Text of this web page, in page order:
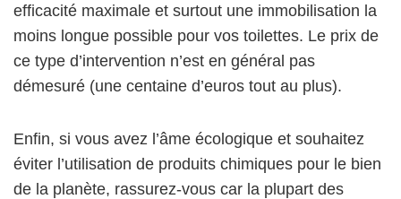
efficacité maximale et surtout une immobilisation la
moins longue possible pour vos toilettes. Le prix de
ce type d’intervention n’est en général pas
démesuré (une centaine d’euros tout au plus).
Enfin, si vous avez l’âme écologique et souhaitez
éviter l’utilisation de produits chimiques pour le bien
de la planète, rassurez-vous car la plupart des